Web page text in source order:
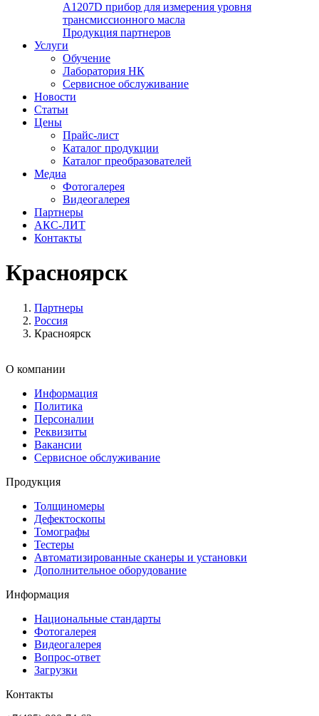
А1207D прибор для измерения уровня
трансмиссионного масла
Продукция партнеров
Услуги
Обучение
Лаборатория НК
Сервисное обслуживание
Новости
Статьи
Цены
Прайс-лист
Каталог продукции
Каталог преобразователей
Медиа
Фотогалерея
Видеогалерея
Партнеры
АКС-ЛИТ
Контакты
Красноярск
Партнеры
Россия
Красноярск
О компании
Информация
Политика
Персоналии
Реквизиты
Вакансии
Сервисное обслуживание
Продукция
Толщиномеры
Дефектоскопы
Томографы
Тестеры
Автоматизированные сканеры и установки
Дополнительное оборудование
Информация
Национальные стандарты
Фотогалерея
Видеогалерея
Вопрос-ответ
Загрузки
Контакты